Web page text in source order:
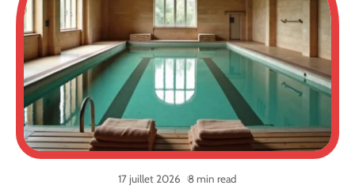
17 juillet 2026 8 min read